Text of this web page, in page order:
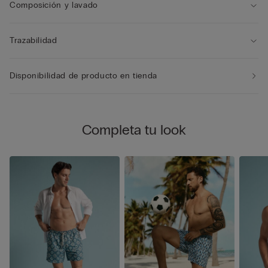
Composición y lavado
Trazabilidad
Disponibilidad de producto en tienda
Completa tu look